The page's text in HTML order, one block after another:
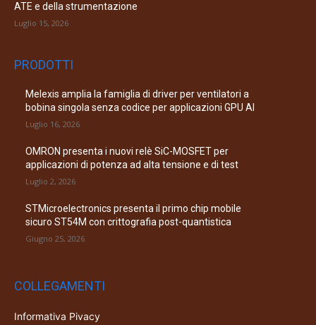
ATE e della strumentazione
Luglio 15, 2026
PRODOTTI
Melexis amplia la famiglia di driver per ventilatori a
bobina singola senza codice per applicazioni GPU AI
Luglio 16, 2026
OMRON presenta i nuovi relè SiC-MOSFET per
applicazioni di potenza ad alta tensione e di test
Luglio 2, 2026
STMicroelectronics presenta il primo chip mobile
sicuro ST54M con crittografia post-quantistica
Giugno 25, 2026
COLLEGAMENTI
Informativa Pivacy